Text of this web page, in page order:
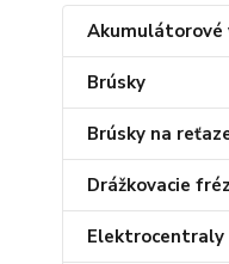
Akumulátorové
Brúsky
Brúsky na
Drážkovacie
Elektrocentraly